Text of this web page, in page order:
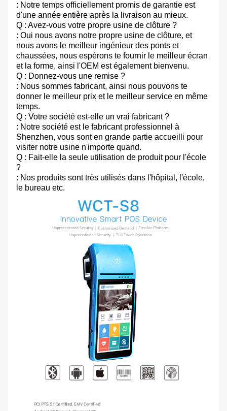
: Notre temps officiellement promis de garantie est
d'une année entière après la livraison au mieux.
Q : Avez-vous votre propre usine de clôture ?
: Oui nous avons notre propre usine de clôture, et
nous avons le meilleur ingénieur des ponts et
chaussées, nous espérons te fournir le meilleur écran
et la forme, ainsi l'OEM est également bienvenu.
Q : Donnez-vous une remise ?
: Nous sommes fabricant, ainsi nous pouvons te
donner le meilleur prix et le meilleur service en même
temps.
Q : Votre société est-elle un vrai fabricant ?
: Notre société est le fabricant professionnel à
Shenzhen, vous sont en grande partie accueilli pour
visiter notre usine n'importe quand.
Q : Fait-elle la seule utilisation de produit pour l'école
?
: Nos produits sont très utilisés dans l'hôpital, l'école,
le bureau etc.